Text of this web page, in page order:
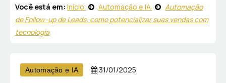
Você está em: Início Automação e IA
Automação
de Follow-up de Leads: como potencializar suas vendas com
tecnologia
Automação e IA 31/01/2025